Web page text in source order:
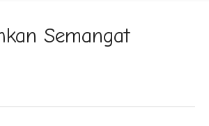
Semangat